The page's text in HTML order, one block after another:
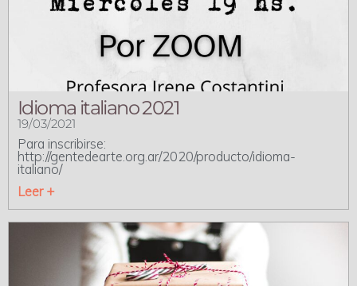
Idioma italiano 2021
19/03/2021
Para inscribirse:
http://gentedearte.org.ar/2020/producto/idioma-
italiano/
Leer +